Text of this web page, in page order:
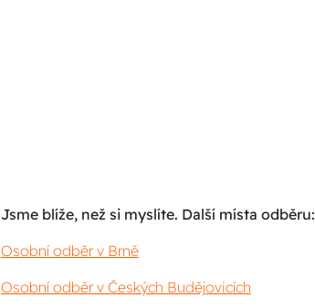
Jsme blíže, než si myslíte. Další místa odběru:
Osobní odběr v Brně
Osobní odběr v Českých Budějovicích